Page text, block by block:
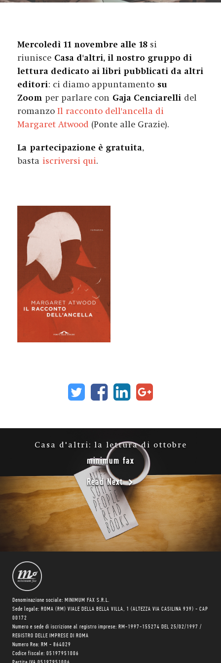
Mercoledì 11 novembre alle 18si
riunisce Casa d'altri, il nostro gruppo di
lettura dedicato ai libri pubblicati da altri
editori: ci diamo appuntamento su
Zoom per parlare con Gaja Cenciarelli del
romanzo Il racconto dell'ancella di
Margaret Atwood (Ponte alle Grazie).
La partecipazione è gratuita,
basta iscriversi qui.
Casa d'altri: la lettura di ottobre
minimum fax
Read Next
Denominazione sociale: MINIMUM FAX S.R.L.
Sede legale: ROMA (RM) VIALE DELLA BELLA VILLA, 1 (ALTEZZA VIA CASILINA 939) - CAP
00172
Numero e sede di iscrizione al registro imprese: RM-1997-155274 DEL 25/02/1997 /
REGISTRO DELLE IMPRESE DI ROMA
Numero Rea: RM - 864029
Codice fiscale: 05197951006